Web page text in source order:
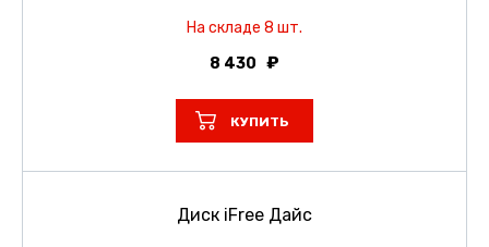
На складе 8 шт.
8 430
КУПИТЬ
Диск iFree Дайс